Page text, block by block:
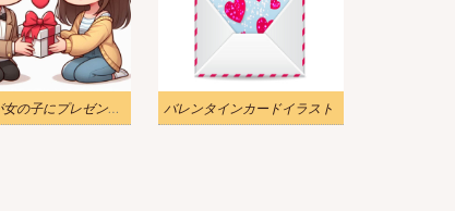
男の子が女の子にプレゼントをあげる – バレンタインイラスト 2 バレンタインカードイラスト